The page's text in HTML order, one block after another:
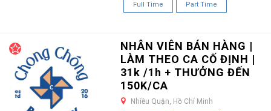
Full Time Part Time
NHÂN VIÊN BÁN HÀNG |
LÀM THEO CA CỐ ĐỊNH |
31k /1h + THƯỞNG ĐẾN
150K/CA
Nhiều Quận, Hồ Chí Minh